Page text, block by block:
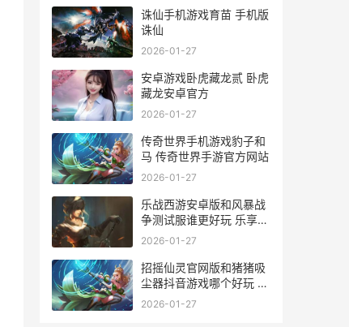
诛仙手机游戏育苗 手机版
诛仙
2026-01-27
安卓游戏卧虎藏龙贰 卧虎
藏龙安卓官方
2026-01-27
传奇世界手机游戏豹子和
马 传奇世界手游官方网站
2026-01-27
乐战西游安卓版和风暴战
争测试服谁更好玩 乐享西
游游戏
2026-01-27
招摇仙灵官网版和猪猪吸
尘器抖音游戏哪个好玩 招
摇仙路
2026-01-27